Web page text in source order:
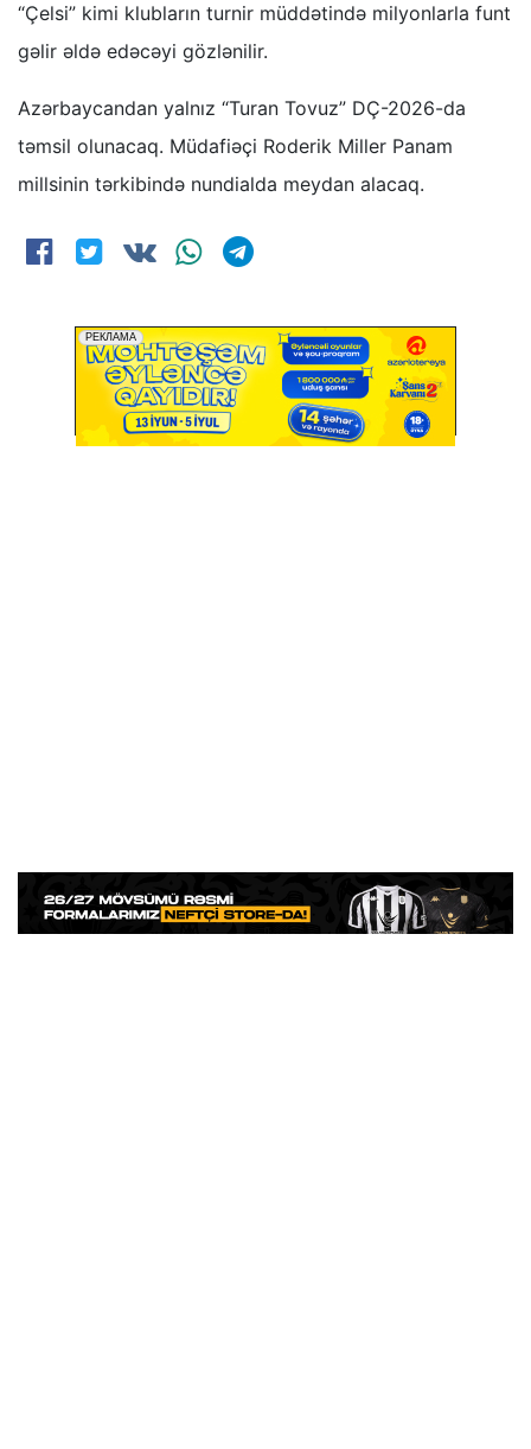
“Çelsi” kimi klubların turnir müddətində milyonlarla funt
gəlir əldə edəcəyi gözlənilir.
Azərbaycandan yalnız “Turan Tovuz” DÇ-2026-da
təmsil olunacaq. Müdafiəçi Roderik Miller Panam
millsinin tərkibində nundialda meydan alacaq.